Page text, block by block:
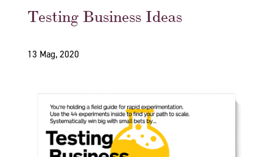
Testing Business Ideas
13 Mag, 2020